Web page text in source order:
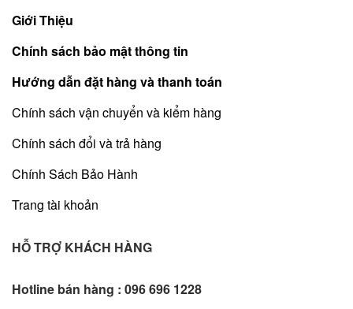
Giới Thiệu
Chính sách bảo mật thông tin
Hướng dẫn đặt hàng và thanh toán
Chính sách vận chuyển và kiểm hàng
Chính sách đổi và trả hàng
Chính Sách Bảo Hành
Trang tài khoản
HỖ TRỢ KHÁCH HÀNG
Hotline bán hàng : 096 696 1228